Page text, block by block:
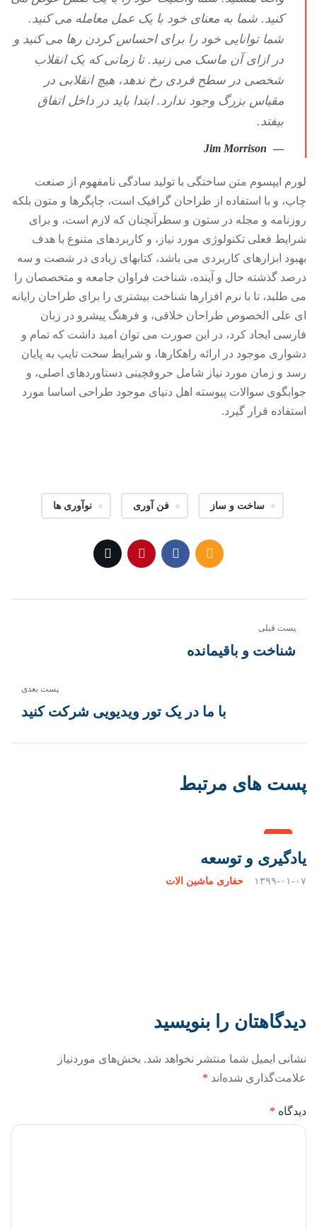
کنید. شما به معنای خود با یک عمل معامله می کنید.
شما توانایی خود را برای احساس کردن رها می کنید و
در ازای آن ماسک می زنید. تا زمانی که یک انقلاب
شخصی در سطح فردی رخ ندهد، هیچ انقلابی در
مقیاس بزرگ وجود ندارد. ابتدا باید در داخل اتفاق
بیفتد.
Jim Morrison
لورم ایپسوم متن ساختگی با تولید سادگی نامفهوم از صنعت
چاپ، و با استفاده از طراحان گرافیک است، چاپگرها و متون بلکه
روزنامه و مجله در ستون و سطرآنچنان که لازم است، و برای
شرایط فعلی تکنولوژی مورد نیاز، و کاربردهای متنوع با هدف
بهبود ابزارهای کاربردی می باشد، کتابهای زیادی در شصت و سه
درصد گذشته حال و آینده، شناخت فراوان جامعه و متخصصان را
می طلبد، تا با نرم افزارها شناخت بیشتری را برای طراحان رایانه
ای علی الخصوص طراحان خلاقی، و فرهنگ پیشرو در زبان
فارسی ایجاد کرد، در این صورت می توان امید داشت که تمام و
دشواری موجود در ارائه راهکارها، و شرایط سخت تایپ به پایان
رسد و زمان مورد نیاز شامل حروفچینی دستاوردهای اصلی، و
جوابگوی سوالات پیوسته اهل دنیای موجود طراحی اساسا مورد
استفاده قرار گیرد.
ساخت و ساز فن آوری نوآوری ها
پست قبلی
شناخت و باقیمانده
پست بعدی
با ما در یک تور ویدیویی شرکت کنید
پست های مرتبط
یادگیری و توسعه
۱۳۹۹-۰۱-۰۷ حفاری ماشین آلات
دیدگاهتان را بنویسید
نشانی ایمیل شما منتشر نخواهد شد. بخش‌های موردنیاز
علامت‌گذاری شده‌اند *
دیدگاه *